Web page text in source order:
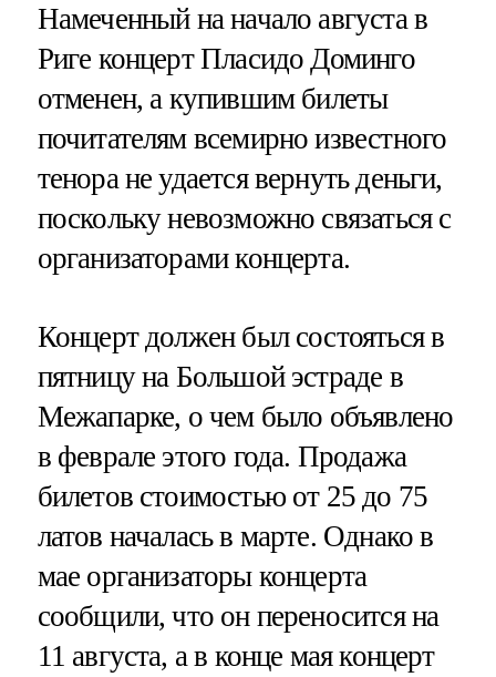
Намеченный на начало августа в
Риге концерт Пласидо Доминго
отменен, а купившим билеты
почитателям всемирно известного
тенора не удается вернуть деньги,
поскольку невозможно связаться с
организаторами концерта.
Концерт должен был состояться в
пятницу на Большой эстраде в
Межапарке, о чем было объявлено
в феврале этого года. Продажа
билетов стоимостью от 25 до 75
латов началась в марте. Однако в
мае организаторы концерта
сообщили, что он переносится на
11 августа, а в конце мая концерт